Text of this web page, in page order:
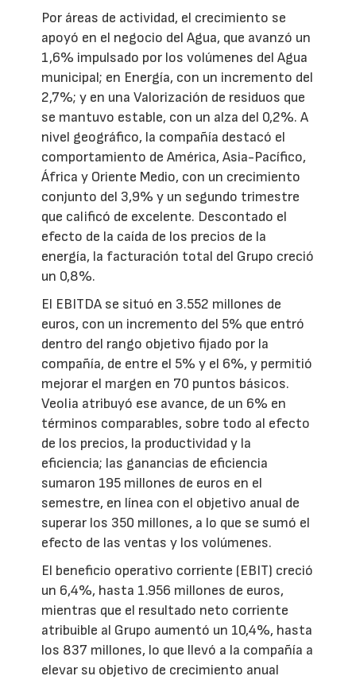
Por áreas de actividad, el crecimiento se
apoyó en el negocio del Agua, que avanzó un
1,6% impulsado por los volúmenes del Agua
municipal; en Energía, con un incremento del
2,7%; y en una Valorización de residuos que
se mantuvo estable, con un alza del 0,2%. A
nivel geográfico, la compañía destacó el
comportamiento de América, Asia-Pacífico,
África y Oriente Medio, con un crecimiento
conjunto del 3,9% y un segundo trimestre
que calificó de excelente. Descontado el
efecto de la caída de los precios de la
energía, la facturación total del Grupo creció
un 0,8%.
El EBITDA se situó en 3.552 millones de
euros, con un incremento del 5% que entró
dentro del rango objetivo fijado por la
compañía, de entre el 5% y el 6%, y permitió
mejorar el margen en 70 puntos básicos.
Veolia atribuyó ese avance, de un 6% en
términos comparables, sobre todo al efecto
de los precios, la productividad y la
eficiencia; las ganancias de eficiencia
sumaron 195 millones de euros en el
semestre, en línea con el objetivo anual de
superar los 350 millones, a lo que se sumó el
efecto de las ventas y los volúmenes.
El beneficio operativo corriente (EBIT) creció
un 6,4%, hasta 1.956 millones de euros,
mientras que el resultado neto corriente
atribuible al Grupo aumentó un 10,4%, hasta
los 837 millones, lo que llevó a la compañía a
elevar su objetivo de crecimiento anual